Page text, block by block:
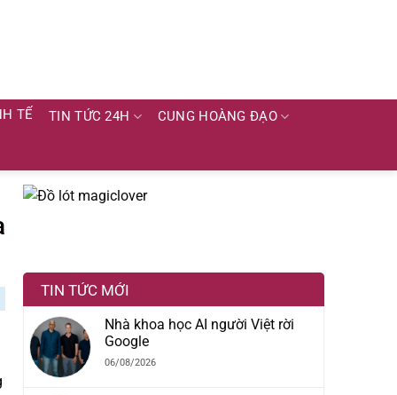
TẾ TIN TỨC 24H CUNG HOÀNG ĐẠO
TIN TỨC MỚI
Nhà khoa học AI người Việt rời
Google
06/08/2026